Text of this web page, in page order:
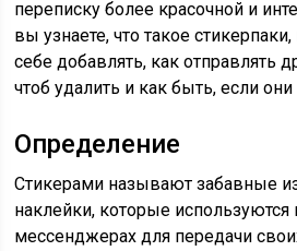
переписку более красочной и
вы узнаете, что такое
себе добавлять, как отправлять
чтоб удалить и как быть, если они
Определение
Стикерами называют забавные
наклейки, которые используются
мессенджерах для передачи